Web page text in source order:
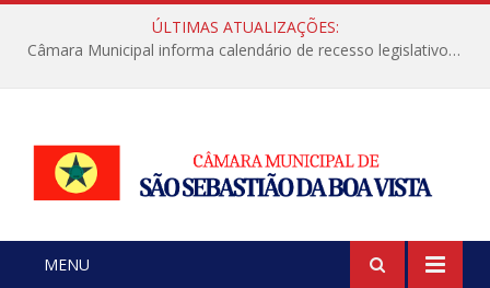
ÚLTIMAS ATUALIZAÇÕES:
Câmara Municipal informa calendário de recesso legislativo de julho
MENU